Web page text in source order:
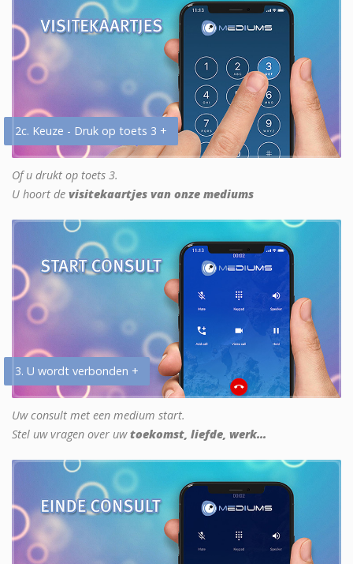
2c. Keuze - Druk op toets 3 +
Of u drukt op toets 3.
U hoort de visitekaartjes van onze mediums
3. U wordt verbonden +
Uw consult met een medium start.
Stel uw vragen over uwtoekomst, liefde, werk...